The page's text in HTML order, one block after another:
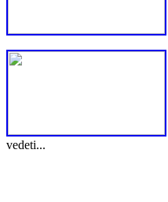
vedeti...